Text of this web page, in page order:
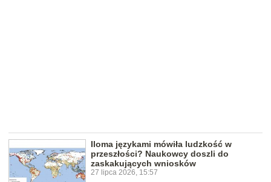
Iloma językami mówiła ludzkość w
przeszłości? Naukowcy doszli do
zaskakujących wniosków
27 lipca 2026, 15:57